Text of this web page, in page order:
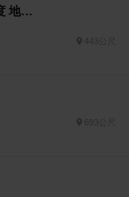
ABV Bar & Kitchen 酒精濃度 地中海餐廳
443公尺